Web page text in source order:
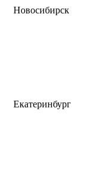
Новосибирск
Екатеринбург